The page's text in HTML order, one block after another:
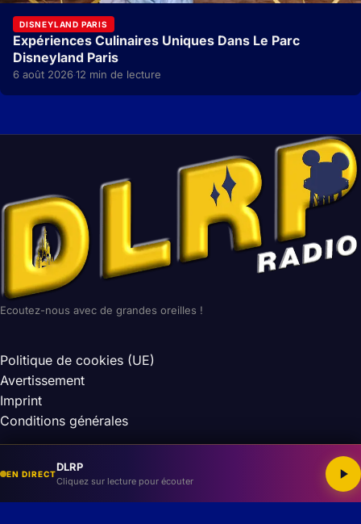
DISNEYLAND PARIS
Expériences Culinaires Uniques Dans Le Parc
Disneyland Paris
6 août 2026·12 min de lecture
Ecoutez-nous avec de grandes oreilles !
Politique de cookies (UE)
Avertissement
Imprint
Conditions générales
Site non-officiel et non affilié à la Walt Disney Company.
Les droits des images et musiques appartiennent à leurs
auteurs respectifs.
EN DIRECT
DLRP
Cliquez sur lecture pour écouter